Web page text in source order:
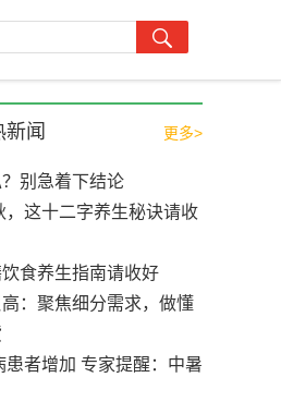
新闻 更多>
别急着下结论
，这十二字养生秘诀请收
食养生指南请收好
：聚焦细分需求，做懂
者增加 专家提醒：中暑